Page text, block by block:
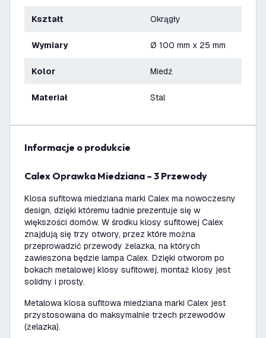
Kształt Okrągły
Wymiary Ø 100 mm x 25 mm
Kolor Miedź
Materiał Stal
informacje o produkcie
Calex Oprawka Miedziana – 3 Przewody
Klosa sufitowa miedziana marki Calex ma nowoczesny
design, dzięki któremu ładnie prezentuje się w
większości domów. W środku klosy sufitowej Calex
znajdują się trzy otwory, przez które można
przeprowadzić przewody żelazka, na których
zawieszona będzie lampa Calex. Dzięki otworom po
bokach metalowej klosy sufitowej, montaż klosy jest
solidny i prosty.
Metalowa klosa sufitowa miedziana marki Calex jest
przystosowana do maksymalnie trzech przewodów
(żelazka).